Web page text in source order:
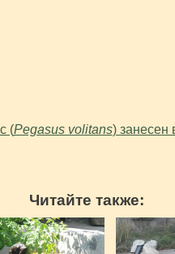
(Pegasus volitans) занесен
Читайте также: